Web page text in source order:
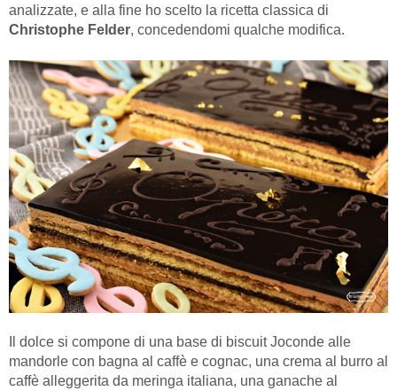
analizzate, e alla fine ho scelto la ricetta classica di
Christophe Felder, concedendomi qualche modifica.
Il dolce si compone di una base di biscuit Joconde alle
mandorle con bagna al caffè e cognac, una crema al burro al
caffè alleggerita da meringa italiana, una ganache al